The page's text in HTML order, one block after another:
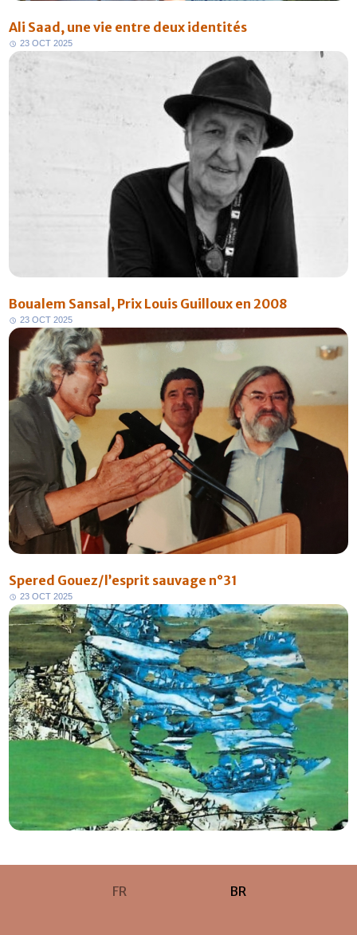
Ali Saad, une vie entre deux identités
23 OCT 2025
Boualem Sansal, Prix Louis Guilloux en 2008
23 OCT 2025
Spered Gouez/l’esprit sauvage n°31
23 OCT 2025
FR BR